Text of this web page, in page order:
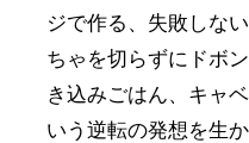
ジで作る、失敗しな
ちゃを切らずにドボ
き込みごはん、キャ
いう逆転の発想を生